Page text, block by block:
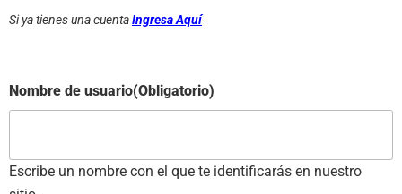
Si ya tienes una cuentaIngresa Aquí
Nombre de usuario(Obligatorio)
Escribe un nombre con el que te identificarás en nuestro